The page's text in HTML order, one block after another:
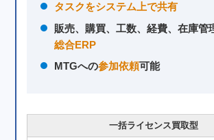
タスクをシステム上で共有
販売、購買、工数、経費、在庫管
総合ERP
MTGへの参加依頼可能
一括ライセンス買取型